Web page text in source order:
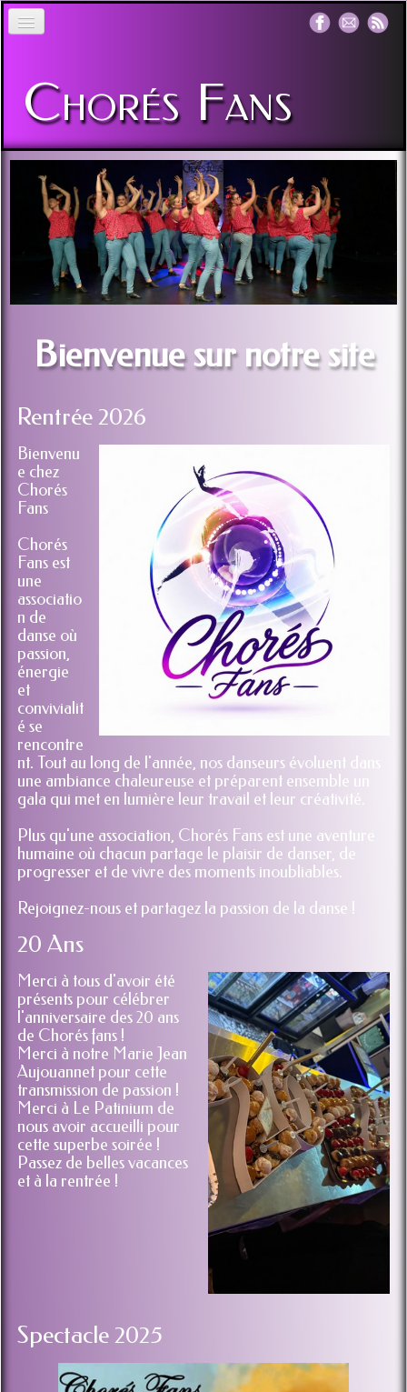
Spectacle
Planning - Tarif 2026-2027
Archive Video
Album Photo▼
Contact
Chorés Fans
Bienvenue sur notre site
Rentrée 2026
Bienvenu
e chez
Chorés
Fans
Chorés
Fans est
une
associatio
n de
danse où
passion,
énergie
et
convivialit
é se
rencontre
nt. Tout au long de l'année, nos danseurs évoluent dans
une ambiance chaleureuse et préparent ensemble un
gala qui met en lumière leur travail et leur créativité.
Plus qu'une association, Chorés Fans est une aventure
humaine où chacun partage le plaisir de danser, de
progresser et de vivre des moments inoubliables.
Rejoignez-nous et partagez la passion de la danse !
20 Ans
Merci à tous d'avoir été
présents pour célébrer
l'anniversaire des 20 ans
de Chorés fans !
Merci à notre Marie Jean
Aujouannet pour cette
transmission de passion !
Merci à Le Patinium de
nous avoir accueilli pour
cette superbe soirée !
Passez de belles vacances
et à la rentrée !
Spectacle 2025